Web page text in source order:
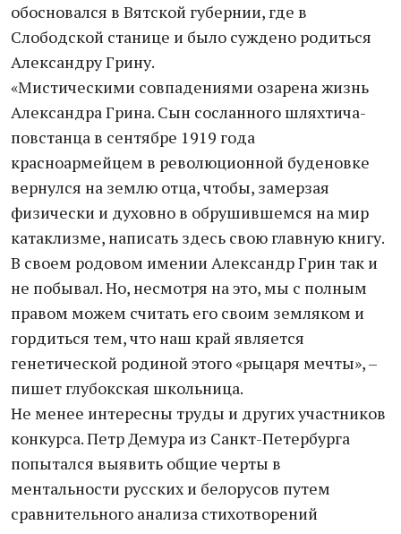
обосновался в Вятской губернии, где в
Слободской станице и было суждено родиться
Александру Грину.
«Мистическими совпадениями озарена жизнь
Александра Грина. Сын сосланного шляхтича-
повстанца в сентябре 1919 года
красноармейцем в революционной буденовке
вернулся на землю отца, чтобы, замерзая
физически и духовно в обрушившемся на мир
катаклизме, написать здесь свою главную книгу.
В своем родовом имении Александр Грин так и
не побывал. Но, несмотря на это, мы с полным
правом можем считать его своим земляком и
гордиться тем, что наш край является
генетической родиной этого «рыцаря мечты», –
пишет глубокская школьница.
Не менее интересны труды и других участников
конкурса. Петр Демура из Санкт-Петербурга
попытался выявить общие черты в
ментальности русских и белорусов путем
сравнительного анализа стихотворений